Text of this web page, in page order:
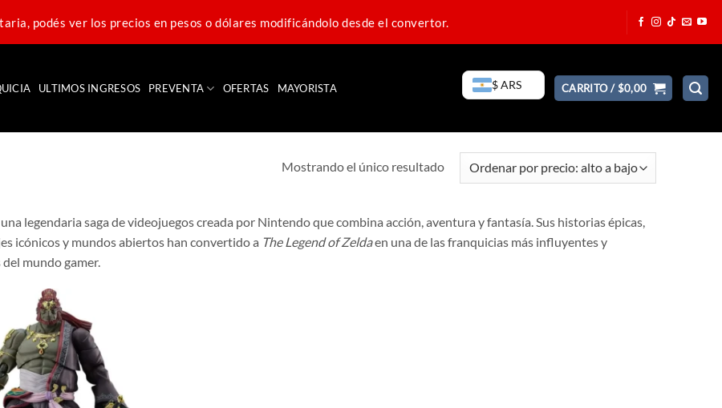
podés ver los precios en pesos o dólares modificándolo desde el convertor.
ULTIMOS INGRESOS PREVENTA OFERTAS MAYORISTA $ ARS CARRITO /$0,00
Mostrando el único resultado
legendaria saga de videojuegos creada por Nintendo que combina acción, aventura y fantasía. Sus historias épicas,
icónicos y mundos abiertos han convertido a The Legend of Zeldaen una de las franquicias más influyentes y
mundo gamer.